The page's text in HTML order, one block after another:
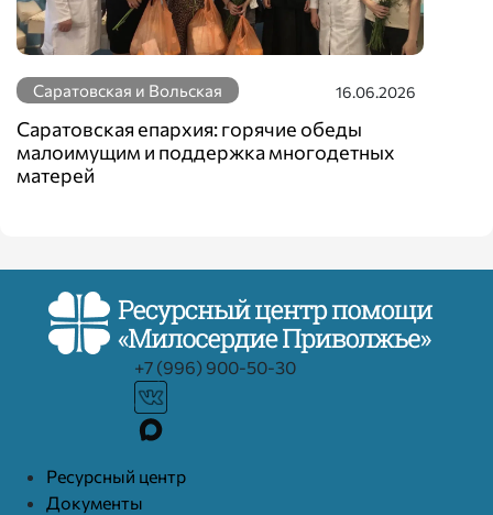
Саратовская и Вольская 16.06.2026
Саратовская епархия: горячие обеды
малоимущим и поддержка многодетных
матерей
+7 (996) 900-50-30
Ресурcный центр
Документы